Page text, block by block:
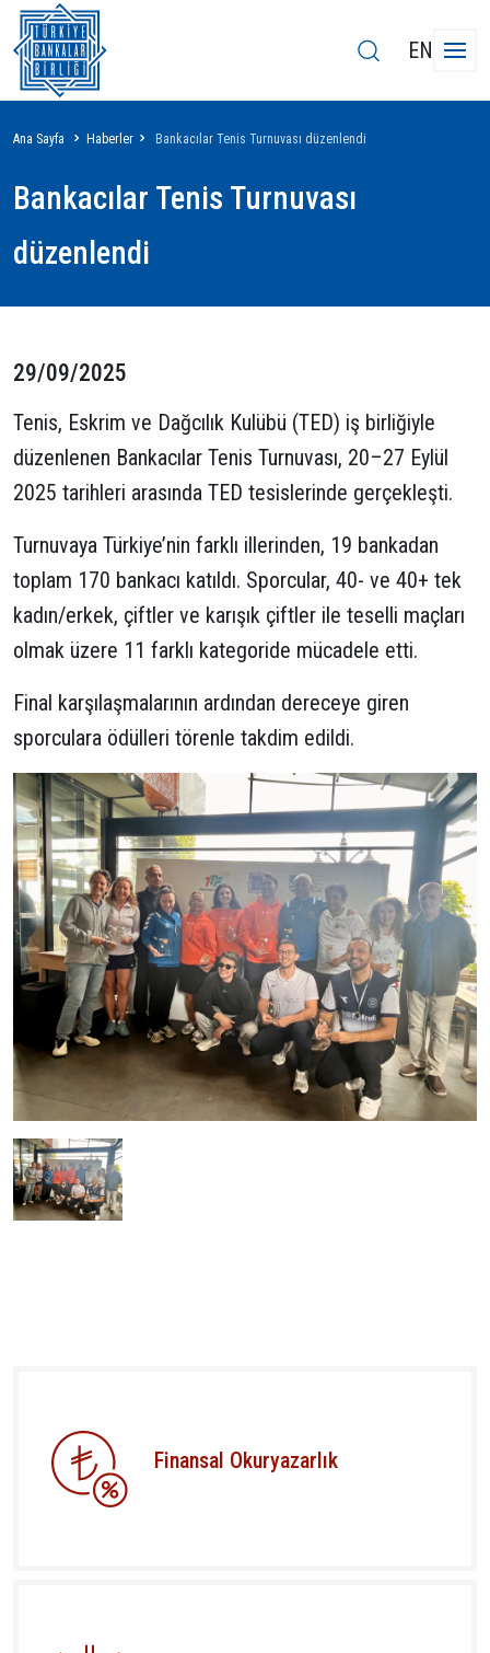
EN
Sayfa
yolu
Ana Sayfa Haberler Bankacılar Tenis Turnuvası düzenlendi
Bankacılar Tenis Turnuvası
düzenlendi
29/09/2025
Tenis, Eskrim ve Dağcılık Kulübü (TED) iş birliğiyle
düzenlenen Bankacılar Tenis Turnuvası, 20–27 Eylül
2025 tarihleri arasında TED tesislerinde gerçekleşti.
Turnuvaya Türkiye’nin farklı illerinden, 19 bankadan
toplam 170 bankacı katıldı. Sporcular, 40- ve 40+ tek
kadın/erkek, çiftler ve karışık çiftler ile teselli maçları
olmak üzere 11 farklı kategoride mücadele etti.
Final karşılaşmalarının ardından dereceye giren
sporculara ödülleri törenle takdim edildi.
Finansal Okuryazarlık